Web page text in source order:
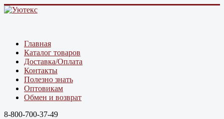
Главная
Каталог товаров
Доставка/Оплата
Контакты
Полезно знать
Оптовикам
Обмен и возврат
8-800-700-37-49